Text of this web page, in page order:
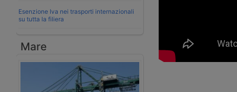
Esenzione Iva nei trasporti internazionali
su tutta la filiera
Mare